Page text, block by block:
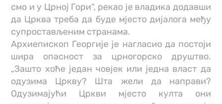
смо и у Црној Гори“, рекао је владика додавши
да Црква треба да буде мјесто дијалога међу
супростављеним странама.
Архиепископ Георгије је нагласио да постоји
шира опасност за црногорско друштво.
„Зашто хоће један човјек или једна власт да
одузима Цркву? Шта жели да направи?
Одузимајући Цркви мјесто култа они